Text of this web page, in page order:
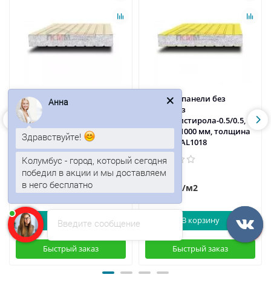
Сэндвич-панели без
замков из
пенополистирола-0.5/0.5,
ширина 1000 мм, толщина
175 мм, RAL1015
1863р. /м2
В корзину
Быстрый заказ
Сэндвич-панели без
замков из
пенополистирола-0.5/0.5,
ширина 1000 мм, толщина
175 мм, RAL1018
/м2
В корзину
Быстрый заказ
Введите сообщение
Анна
Здравствуйте!
Колумбус - город, который сегодня
победил в акции и мы доставляем
в него бесплатно